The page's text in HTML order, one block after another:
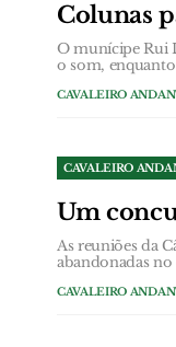
Colunas
O munícipe Rui
o som,
CAVALEIRO
CAVALEIRO
Um
As reuniões da
abandonadas
CAVALEIRO